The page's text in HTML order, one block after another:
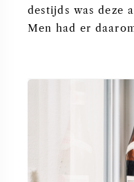
destijds was deze
Men had er